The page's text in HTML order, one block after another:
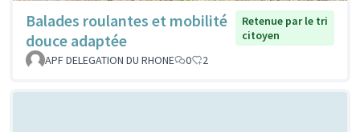
Balades roulantes et mobilité
douce adaptée
Retenue par le tri
citoyen
APF DELEGATION DU RHONE
0 2